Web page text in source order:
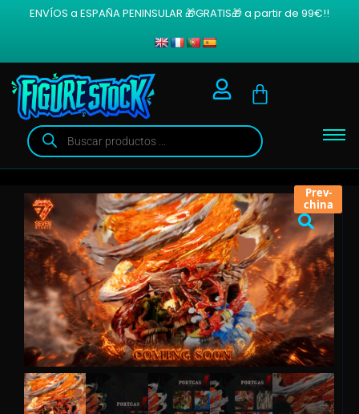
ENVÍOS a ESPAÑA PENINSULAR 🎁GRATIS🎁 a partir de 99€!!
Prev-
china